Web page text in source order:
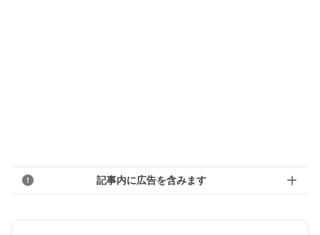
記事内に広告を含みます